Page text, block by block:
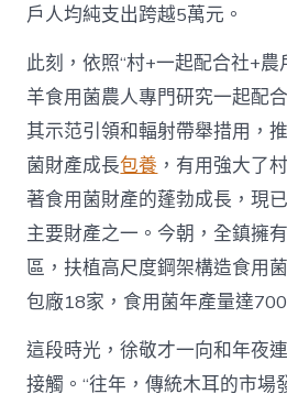
戶人均純支出跨越5萬元。
此刻，依照“村+一起配合社+農
羊食用菌農人專門研究一起配
其示范引領和輻射帶舉措用，
菌財產成長包養 ，有用強大了
著食用菌財產的蓬勃成長，現
主要財產之一。今朝，全鎮擁
區，扶植高尺度鋼架構造食用
包廠18家，食用菌年產量達
這段時光，徐敬才一向和年夜
接觸。“往年，傳統木耳的市場